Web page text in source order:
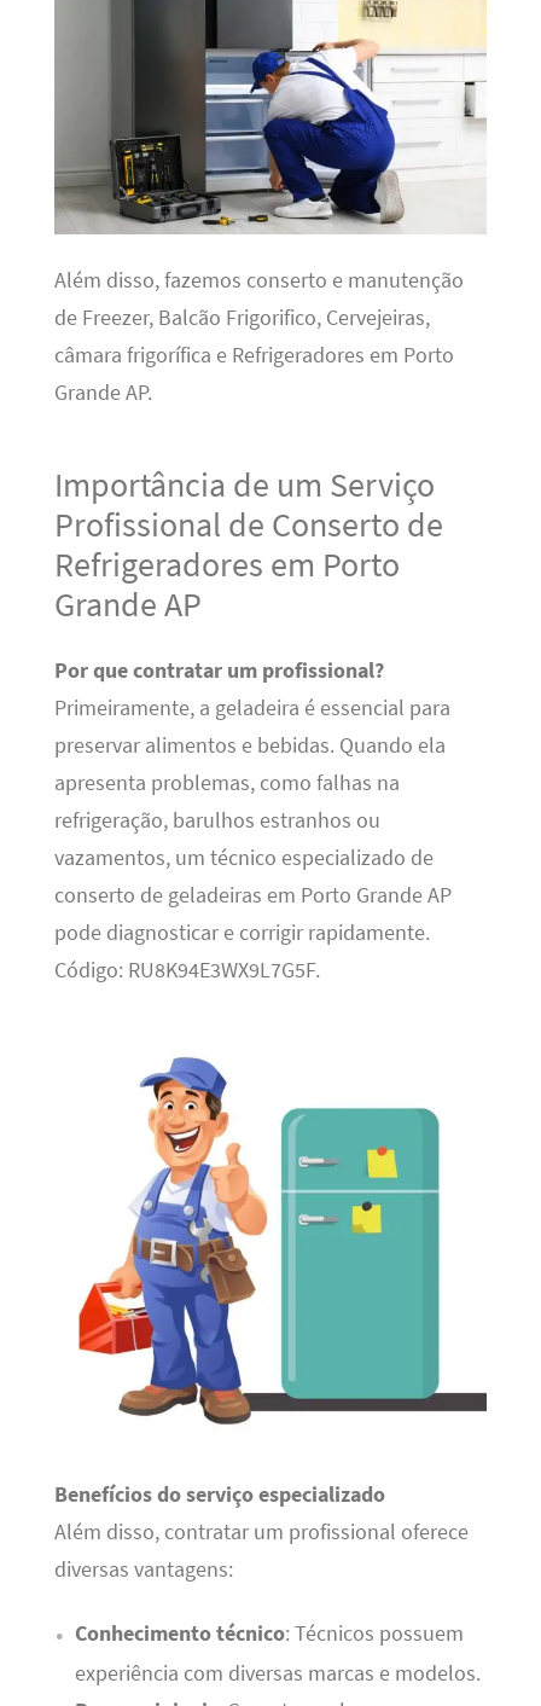
Além disso, fazemos conserto e manutenção
de Freezer, Balcão Frigorifico, Cervejeiras,
câmara frigorífica e Refrigeradores em Porto
Grande AP.
Importância de um Serviço
Profissional de Conserto de
Refrigeradores em Porto
Grande AP
Por que contratar um profissional?
Primeiramente, a geladeira é essencial para
preservar alimentos e bebidas. Quando ela
apresenta problemas, como falhas na
refrigeração, barulhos estranhos ou
vazamentos, um técnico especializado de
conserto de geladeiras em Porto Grande AP
pode diagnosticar e corrigir rapidamente.
Código: RU8K94E3WX9L7G5F.
Benefícios do serviço especializado
Além disso, contratar um profissional oferece
diversas vantagens:
Conhecimento técnico: Técnicos possuem
experiência com diversas marcas e modelos.